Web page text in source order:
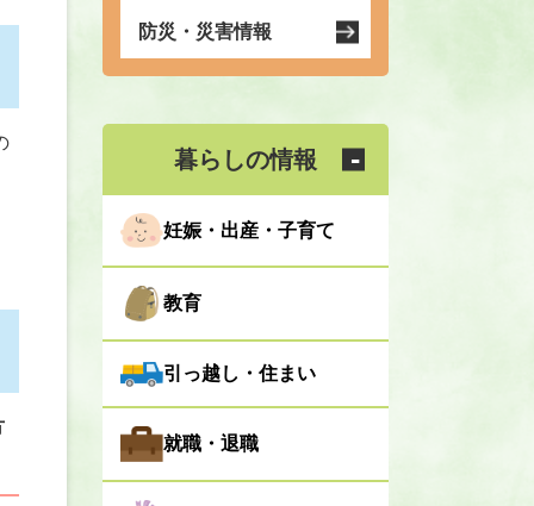
防災・災害情報
暮らしの情報
妊娠・出産・子育て
教育
引っ越し・住まい
就職・退職